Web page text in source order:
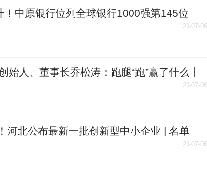
！中原银行位列全球银行1000强第145位
23-07-06
始人、董事长乔松涛：跑腿“跑”赢了什么丨
23-07-06
河北公布最新一批创新型中小企业 | 名单
23-07-06